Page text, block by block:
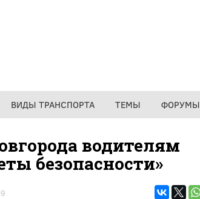
ВИДЫ ТРАНСПОРТА ТЕМЫ ФОРУМЫ
водителям
безопасности»